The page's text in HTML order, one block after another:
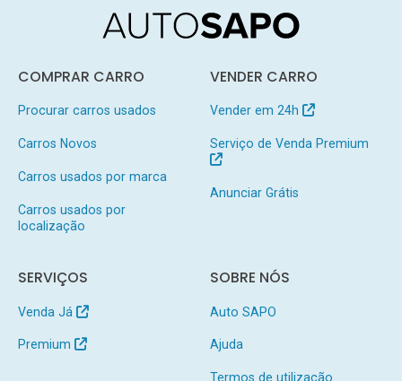
COMPRAR CARRO
Procurar carros usados
Carros Novos
Carros usados por marca
Carros usados por
localização
VENDER CARRO
Vender em 24h
Serviço de Venda Premium
Anunciar Grátis
SERVIÇOS
Venda Já
Premium
SOBRE NÓS
Auto SAPO
Ajuda
Termos de utilização